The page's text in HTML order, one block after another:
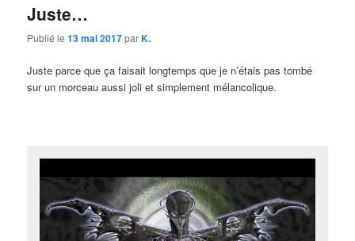
Juste…
Publié le13 mai 2017parK.
Juste parce que ça faisait longtemps que je n’étais pas tombé
sur un morceau aussi joli et simplement mélancolique.